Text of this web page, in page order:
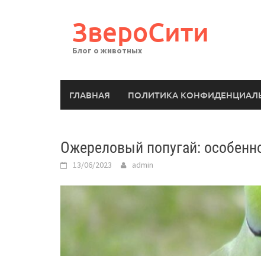
ЗвероСити
Блог о животных
ГЛАВНАЯ ПОЛИТИКА
Ожереловый попугай:
13/06/2023 admin